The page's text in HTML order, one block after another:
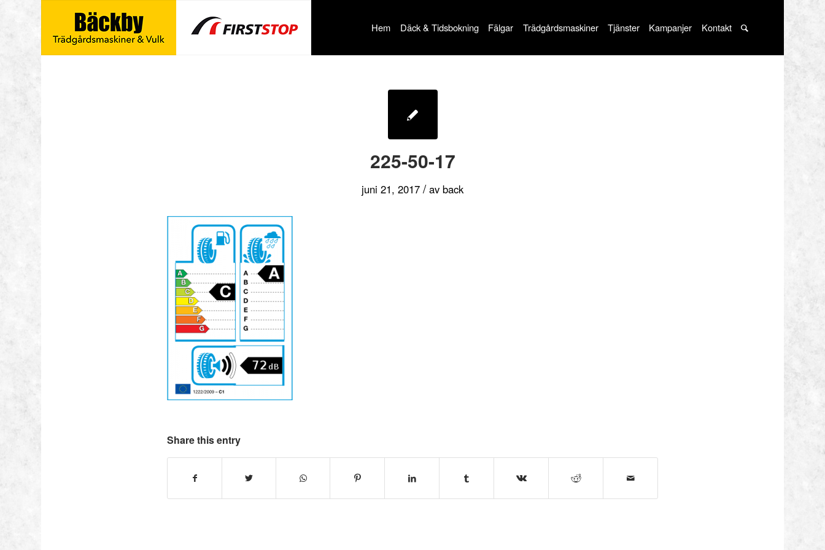
Hem Däck & Tidsbokning Fälgar Trädgårdsmaskiner Tjänster Kampanjer Kontakt
225-50-17
juni 21, 2017 / av back
Share this entry